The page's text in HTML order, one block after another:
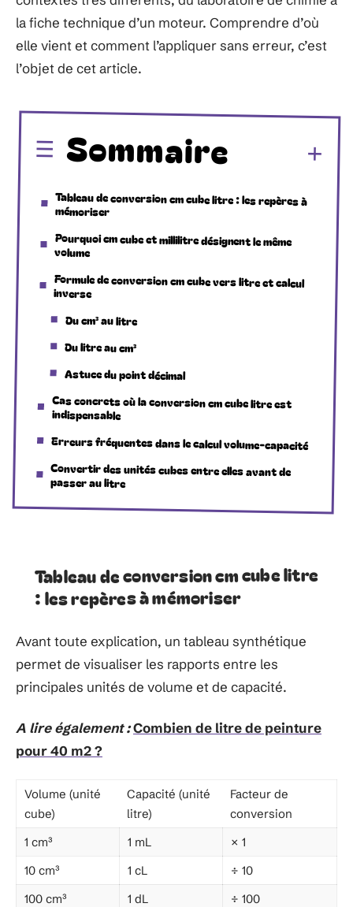
la fiche technique d’un moteur. Comprendre d’où
elle vient et comment l’appliquer sans erreur, c’est
l’objet de cet article.
Sommaire
Tableau de conversion cm cube litre : les repères à
mémoriser
Pourquoi cm cube et millilitre désignent le même
volume
Formule de conversion cm cube vers litre et calcul
inverse
Du cm³ au litre
Du litre au cm³
Astuce du point décimal
Cas concrets où la conversion cm cube litre est
indispensable
Erreurs fréquentes dans le calcul volume-capacité
Convertir des unités cubes entre elles avant de
passer au litre
Tableau de conversion cm cube litre
: les repères à mémoriser
Avant toute explication, un tableau synthétique
permet de visualiser les rapports entre les
principales unités de volume et de capacité.
A lire également :Combien de litre de peinture
pour 40 m2 ?
Volume (unité
cube)
Capacité (unité
litre)
Facteur de
conversion
1 cm³
1 mL
× 1
10 cm³
1 cL
÷ 10
100 cm³
1 dL
÷ 100